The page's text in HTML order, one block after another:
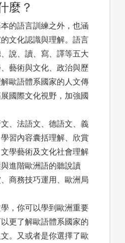
麼？
的語言訓練之外，也涵
文化認識與理解。語言
說、讀、寫、譯等五大
藝術與文化、政治與歷
歐語體系國家的人文傳
國際文化視野，加強國
、法語文、德語文、義
習內容囊括理解、欣賞
學藝術及文化社會理解
進階歐洲語的聽說讀
商務技巧運用、歐洲局
，你可以學到歐洲重要
更了解歐語體系國家的
。又或者是你選擇了歐